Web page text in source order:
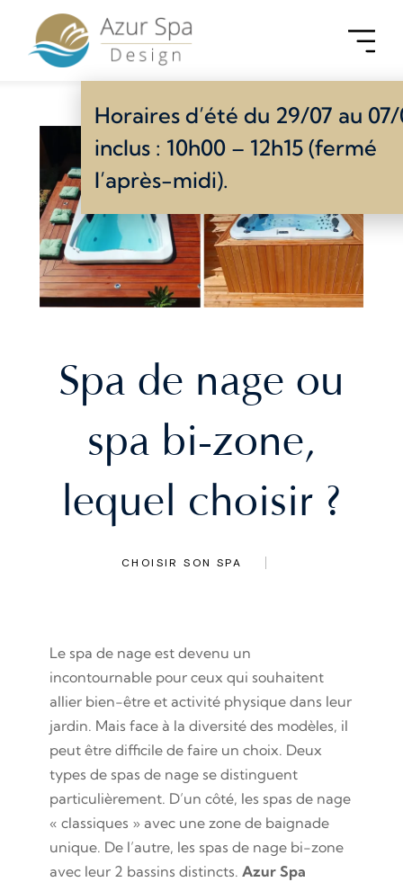
Spa de nage ou
spa bi-zone,
lequel choisir ?
CHOISIR SON SPA
Le spa de nage est devenu un
incontournable pour ceux qui souhaitent
allier bien-être et activité physique dans leur
jardin. Mais face à la diversité des modèles, il
peut être difficile de faire un choix. Deux
types de spas de nage se distinguent
particulièrement. D’un côté, les spas de nage
« classiques » avec une zone de baignade
unique. De l’autre, les spas de nage bi-zone
avec leur 2 bassins distincts. Azur Spa
Horaires d’été du 29/07 au
inclus : 10h00 – 12h15 (fermé
l’après-midi).